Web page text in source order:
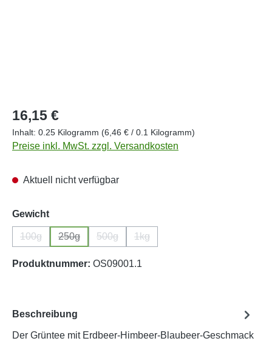
Regulärer Preis:
16,15 €
Inhalt: 0.25 Kilogramm (6,46 € / 0.1 Kilogramm)
Preise inkl. MwSt. zzgl. Versandkosten
Aktuell nicht verfügbar
Gewichtauswählen
100g
(Diese Option ist zurzeit nicht verfügbar.)
250g
(Diese Option ist zurzeit nicht verfügbar.)
500g
(Diese Option ist zurzeit nicht verfügbar.)
1kg
(Diese Option ist zurzeit nicht
Produktnummer: OS09001.1
Beschreibung
Der Grüntee mit Erdbeer-Himbeer-Blaubeer-Geschmack